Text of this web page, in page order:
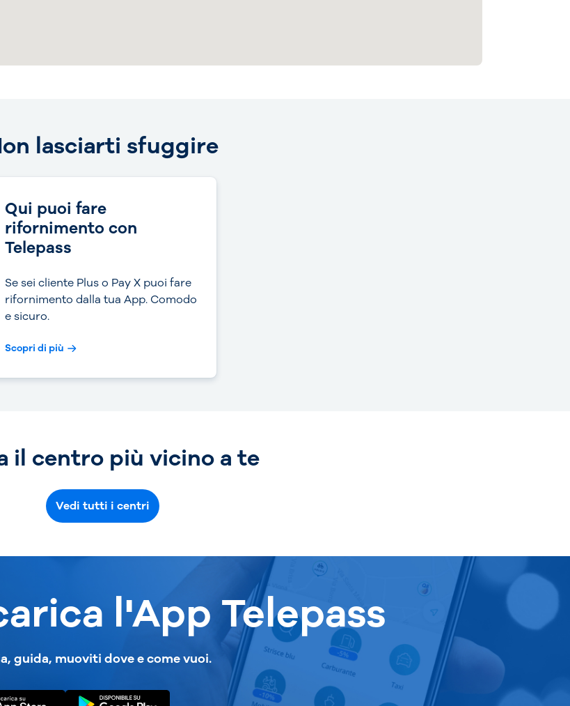
lasciarti sfuggire
Qui puoi fare
rifornimento con
Telepass
Se sei cliente Plus o Pay X puoi fare
rifornimento dalla tua App. Comodo
e sicuro.
Scopri di più
il centro più vicino a te
Vedi tutti i centri
l'App Telepass
guida, muoviti dove e come vuoi.